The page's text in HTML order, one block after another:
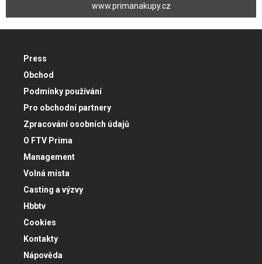
www.primanakupy.cz
Press
Obchod
Podmínky používání
Pro obchodní partnery
Zpracování osobních údajů
O FTV Prima
Management
Volná místa
Casting a výzvy
Hbbtv
Cookies
Kontakty
Nápověda